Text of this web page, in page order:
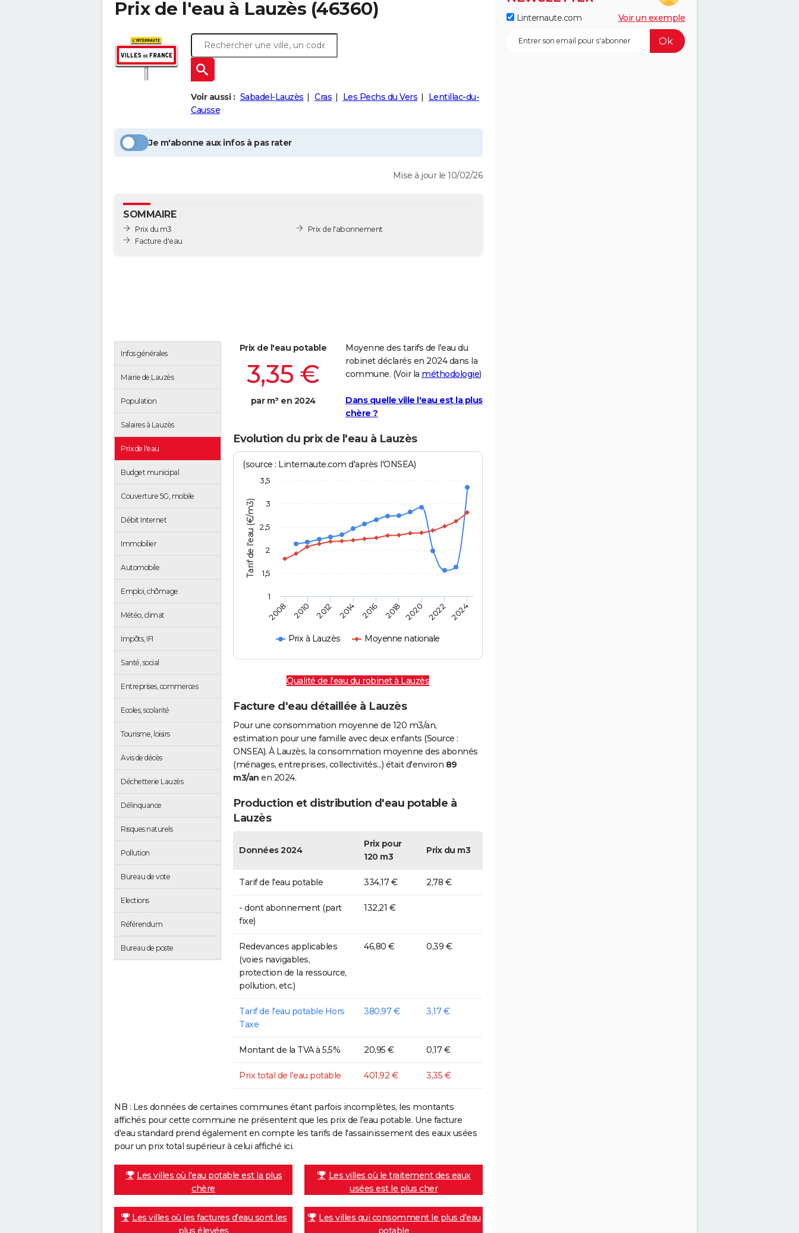
Prix de l'eau à Lauzès (46360)
Voir aussi : Sabadel-Lauzès Cras Les Pechs du Vers
Lentillac-du-
Causse
Je m'abonne aux infos à pas rater
Mise à jour le 10/02/26
SOMMAIRE
Prix du m3
Facture d'eau
Prix de l'abonnement
Infos générales
Mairie de Lauzès
Population
Salaires à Lauzès
Prix de l'eau
Budget municipal
Couverture 5G, mobile
Débit Internet
Immobilier
Automobile
Emploi, chômage
Météo, climat
Impôts, IFI
Santé, social
Entreprises, commerces
Ecoles, scolarité
Tourisme, loisirs
Avis de décès
Déchetterie Lauzès
Délinquance
Risques naturels
Pollution
Bureau de vote
Elections
Référendum
Bureau de poste
Prix de l'eau potable
3,35 €
par m³ en 2024
Moyenne des tarifs de l'eau du
robinet déclarés en 2024 dans la
commune. (Voir la méthodologie)
Dans quelle ville l'eau est la plus
chère ?
Evolution du prix de l'eau à Lauzès
Tarif de l'eau (€/m3)
(source : Linternaute.com d'après l'ONSEA)
Prix à Lauzès Moyenne nationale
2008 2010 2012 2014 2016 2018 2020 2022 2024
1
1,5
2
2,5
3
3,5
Qualité de l'eau du robinet à Lauzès
Facture d'eau détaillée à Lauzès
Pour une consommation moyenne de 120 m3/an,
estimation pour une famille avec deux enfants (Source :
ONSEA). À Lauzès, la consommation moyenne des abonnés
(ménages, entreprises, collectivités...) était d'environ 89
m3/an en 2024.
Production et distribution d'eau potable à
Lauzès
Données 2024
Prix pour
120 m3
Prix du m3
Tarif de l'eau potable 334,17 € 2,78 €
- dont abonnement (part
fixe)
132,21 €
Redevances applicables
(voies navigables,
protection de la ressource,
pollution, etc.)
46,80 € 0,39 €
Tarif de l'eau potable Hors
Taxe
380,97 € 3,17 €
Montant de la TVA à 5,5% 20,95 € 0,17 €
Prix total de l'eau potable 401,92 € 3,35 €
NB : Les données de certaines communes étant parfois incomplètes, les montants
affichés pour cette commune ne présentent que les prix de l'eau potable. Une facture
d'eau standard prend également en compte les tarifs de l'assainissement des eaux usées
pour un prix total supérieur à celui affiché ici.
Les villes où l'eau potable est la plus
chère
Les villes où le traitement des eaux
usées est le plus cher
Les villes où les factures d'eau sont les
plus élevées
Les villes qui consomment le plus d'eau
potable
Linternaute.com Voir un exemple